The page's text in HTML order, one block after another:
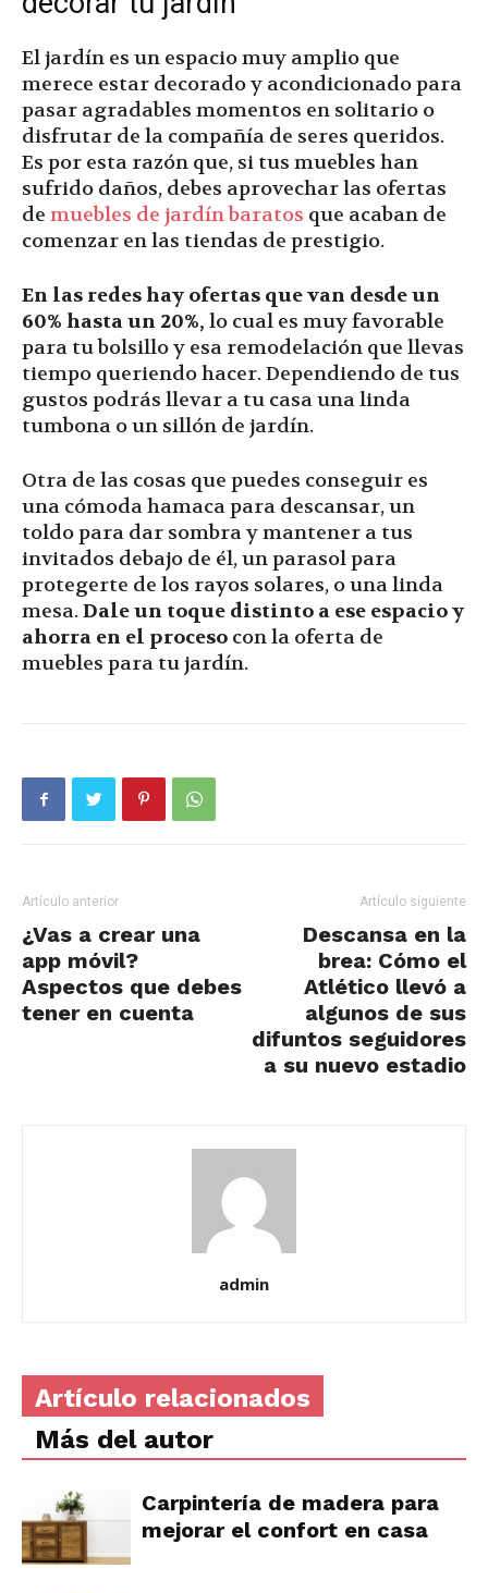
El jardín es un espacio muy amplio que
merece estar decorado y acondicionado para
pasar agradables momentos en solitario o
disfrutar de la compañía de seres queridos.
Es por esta razón que, si tus muebles han
sufrido daños, debes aprovechar las ofertas
de muebles de jardín baratos que acaban de
comenzar en las tiendas de prestigio.
En las redes hay ofertas que van desde un
60% hasta un 20%, lo cual es muy favorable
para tu bolsillo y esa remodelación que llevas
tiempo queriendo hacer. Dependiendo de tus
gustos podrás llevar a tu casa una linda
tumbona o un sillón de jardín.
Otra de las cosas que puedes conseguir es
una cómoda hamaca para descansar, un
toldo para dar sombra y mantener a tus
invitados debajo de él, un parasol para
protegerte de los rayos solares, o una linda
mesa.Dale un toque distinto a ese espacio y
ahorra en el proceso con la oferta de
muebles para tu jardín.
Artículo anterior
¿Vas a crear una
app móvil?
Aspectos que debes
tener en cuenta
Artículo siguiente
Descansa en la
brea: Cómo el
Atlético llevó a
algunos de sus
difuntos seguidores
a su nuevo estadio
admin
Artículo relacionados
Más del autor
Carpintería de madera para
mejorar el confort en casa